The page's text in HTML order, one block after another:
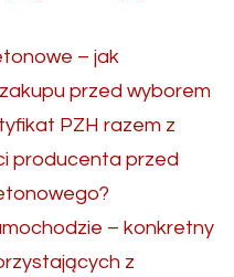
– jak
przed wyborem
PZH razem z
producenta przed
– konkretny
z